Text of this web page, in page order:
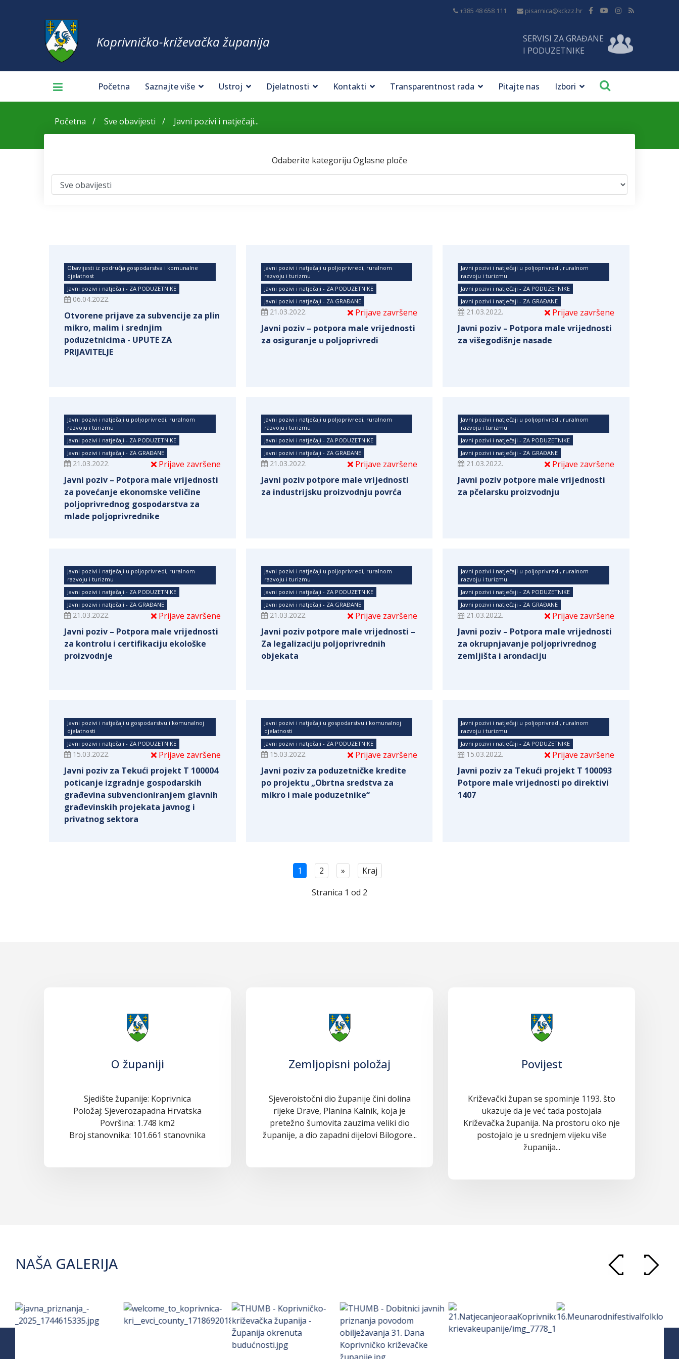
+385 48 658 111 pisarnica@kckzz.hr
Koprivničko-križevačka županija
SERVISI ZA GRAĐANE
I PODUZETNIKE
Početna Saznajte više Ustroj Djelatnosti Kontakti Transparentnost rada Pitajte nas Izbori
Početna Sve obavijesti Javni pozivi i natječaji...
Odaberite kategoriju Oglasne ploče
Obavijesti iz područja gospodarstva i komunalne
djelatnost
Javni pozivi i natječaji - ZA PODUZETNIKE
06.04.2022.
Otvorene prijave za subvencije za plin
mikro, malim i srednjim
poduzetnicima - UPUTE ZA
PRIJAVITELJE
Javni pozivi i natječaji u poljoprivredi, ruralnom
razvoju i turizmu
Javni pozivi i natječaji - ZA PODUZETNIKE
Javni pozivi i natječaji - ZA GRAĐANE
Prijave završene
21.03.2022.
Javni poziv – potpora male vrijednosti
za osiguranje u poljoprivredi
Javni pozivi i natječaji u poljoprivredi, ruralnom
razvoju i turizmu
Javni pozivi i natječaji - ZA PODUZETNIKE
Javni pozivi i natječaji - ZA GRAĐANE
Prijave završene
21.03.2022.
Javni poziv – Potpora male vrijednosti
za višegodišnje nasade
Javni pozivi i natječaji u poljoprivredi, ruralnom
razvoju i turizmu
Javni pozivi i natječaji - ZA PODUZETNIKE
Javni pozivi i natječaji - ZA GRAĐANE
Prijave završene
21.03.2022.
Javni poziv – Potpora male vrijednosti
za povećanje ekonomske veličine
poljoprivrednog gospodarstva za
mlade poljoprivrednike
Javni pozivi i natječaji u poljoprivredi, ruralnom
razvoju i turizmu
Javni pozivi i natječaji - ZA PODUZETNIKE
Javni pozivi i natječaji - ZA GRAĐANE
Prijave završene
21.03.2022.
Javni poziv potpore male vrijednosti
za industrijsku proizvodnju povrća
Javni pozivi i natječaji u poljoprivredi, ruralnom
razvoju i turizmu
Javni pozivi i natječaji - ZA PODUZETNIKE
Javni pozivi i natječaji - ZA GRAĐANE
Prijave završene
21.03.2022.
Javni poziv potpore male vrijednosti
za pčelarsku proizvodnju
Javni pozivi i natječaji u poljoprivredi, ruralnom
razvoju i turizmu
Javni pozivi i natječaji - ZA PODUZETNIKE
Javni pozivi i natječaji - ZA GRAĐANE
Prijave završene
21.03.2022.
Javni poziv – Potpora male vrijednosti
za kontrolu i certifikaciju ekološke
proizvodnje
Javni pozivi i natječaji u poljoprivredi, ruralnom
razvoju i turizmu
Javni pozivi i natječaji - ZA PODUZETNIKE
Javni pozivi i natječaji - ZA GRAĐANE
Prijave završene
21.03.2022.
Javni poziv potpore male vrijednosti –
Za legalizaciju poljoprivrednih
objekata
Javni pozivi i natječaji u poljoprivredi, ruralnom
razvoju i turizmu
Javni pozivi i natječaji - ZA PODUZETNIKE
Javni pozivi i natječaji - ZA GRAĐANE
Prijave završene
21.03.2022.
Javni poziv – Potpora male vrijednosti
za okrupnjavanje poljoprivrednog
zemljišta i arondaciju
Javni pozivi i natječaji u gospodarstvu i komunalnoj
djelatnosti
Javni pozivi i natječaji - ZA PODUZETNIKE
Prijave završene
15.03.2022.
Javni poziv za Tekući projekt T 100004
poticanje izgradnje gospodarskih
građevina subvencioniranjem glavnih
građevinskih projekata javnog i
privatnog sektora
Javni pozivi i natječaji u gospodarstvu i komunalnoj
djelatnosti
Javni pozivi i natječaji - ZA PODUZETNIKE
Prijave završene
15.03.2022.
Javni poziv za poduzetničke kredite
po projektu „Obrtna sredstva za
mikro i male poduzetnike“
Javni pozivi i natječaji u poljoprivredi, ruralnom
razvoju i turizmu
Javni pozivi i natječaji - ZA PODUZETNIKE
Prijave završene
15.03.2022.
Javni poziv za Tekući projekt T 100093
Potpore male vrijednosti po direktivi
1407
1 2 »
Kraj
Stranica 1 od 2
O županiji
Sjedište županije: Koprivnica
Položaj: Sjeverozapadna Hrvatska
Površina: 1.748 km2
Broj stanovnika: 101.661 stanovnika
Zemljopisni položaj
Sjeveroistočni dio županije čini dolina
rijeke Drave, Planina Kalnik, koja je
pretežno šumovita zauzima veliki dio
županije, a dio zapadni dijelovi Bilogore...
Povijest
Križevački župan se spominje 1193. što
ukazuje da je već tada postojala
Križevačka županija. Na prostoru oko nje
postojalo je u srednjem vijeku više
županija...
NAŠA GALERIJA